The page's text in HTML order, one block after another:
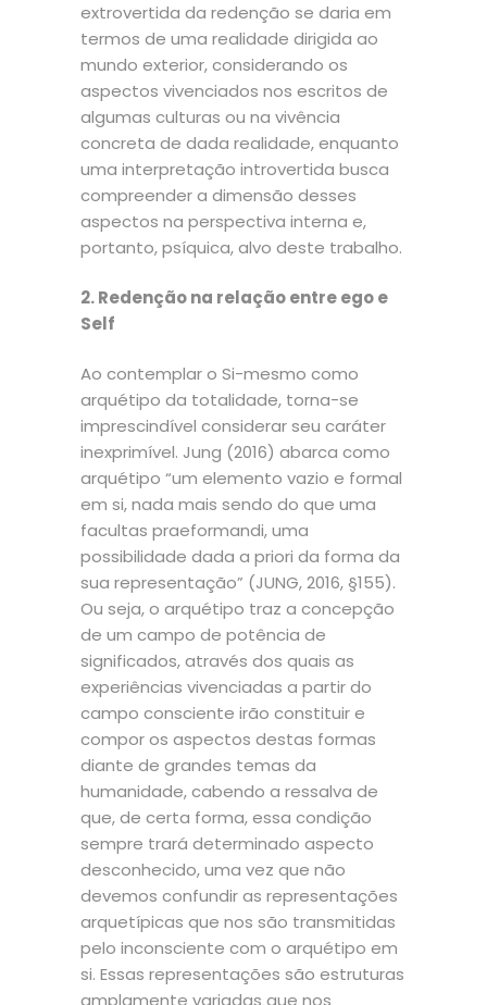
extrovertida da redenção se daria em
termos de uma realidade dirigida ao
mundo exterior, considerando os
aspectos vivenciados nos escritos de
algumas culturas ou na vivência
concreta de dada realidade, enquanto
uma interpretação introvertida busca
compreender a dimensão desses
aspectos na perspectiva interna e,
portanto, psíquica, alvo deste trabalho.
2. Redenção na relação entre ego e
Self
Ao contemplar o Si-mesmo como
arquétipo da totalidade, torna-se
imprescindível considerar seu caráter
inexprimível. Jung (2016) abarca como
arquétipo “um elemento vazio e formal
em si, nada mais sendo do que uma
facultas praeformandi, uma
possibilidade dada a priori da forma da
sua representação” (JUNG, 2016, §155).
Ou seja, o arquétipo traz a concepção
de um campo de potência de
significados, através dos quais as
experiências vivenciadas a partir do
campo consciente irão constituir e
compor os aspectos destas formas
diante de grandes temas da
humanidade, cabendo a ressalva de
que, de certa forma, essa condição
sempre trará determinado aspecto
desconhecido, uma vez que não
devemos confundir as representações
arquetípicas que nos são transmitidas
pelo inconsciente com o arquétipo em
si. Essas representações são estruturas